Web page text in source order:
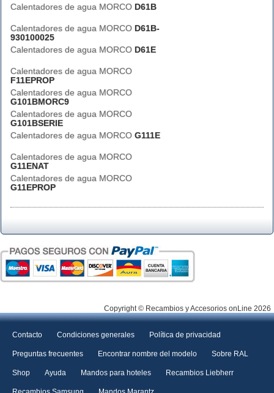
Calentadores de agua MORCO D61B
Calentadores de agua MORCO D61B-
930100025
Calentadores de agua MORCO D61E
Calentadores de agua MORCO
F11EPROP
Calentadores de agua MORCO
G101BMORC9
Calentadores de agua MORCO
G101BSERIE
Calentadores de agua MORCO G111E
Calentadores de agua MORCO
G11ENAT
Calentadores de agua MORCO
G11EPROP
Copyright © Recambios y Accesorios onLine 2026
Contacto Condiciones generales Política de privacidad
Preguntas frecuentes Encontrar nombre del modelo Sobre RAL
Shop Ayuda Mandos para hoteles Recambios Liebherr